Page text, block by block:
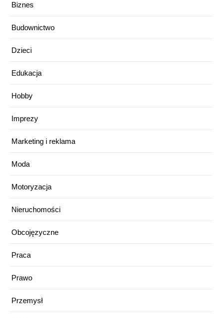
Biznes
Budownictwo
Dzieci
Edukacja
Hobby
Imprezy
Marketing i reklama
Moda
Motoryzacja
Nieruchomości
Obcojęzyczne
Praca
Prawo
Przemysł